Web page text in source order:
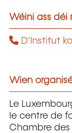
Wéini ass déi
D'Institut
Wien
Le
le centre de
Chambre des